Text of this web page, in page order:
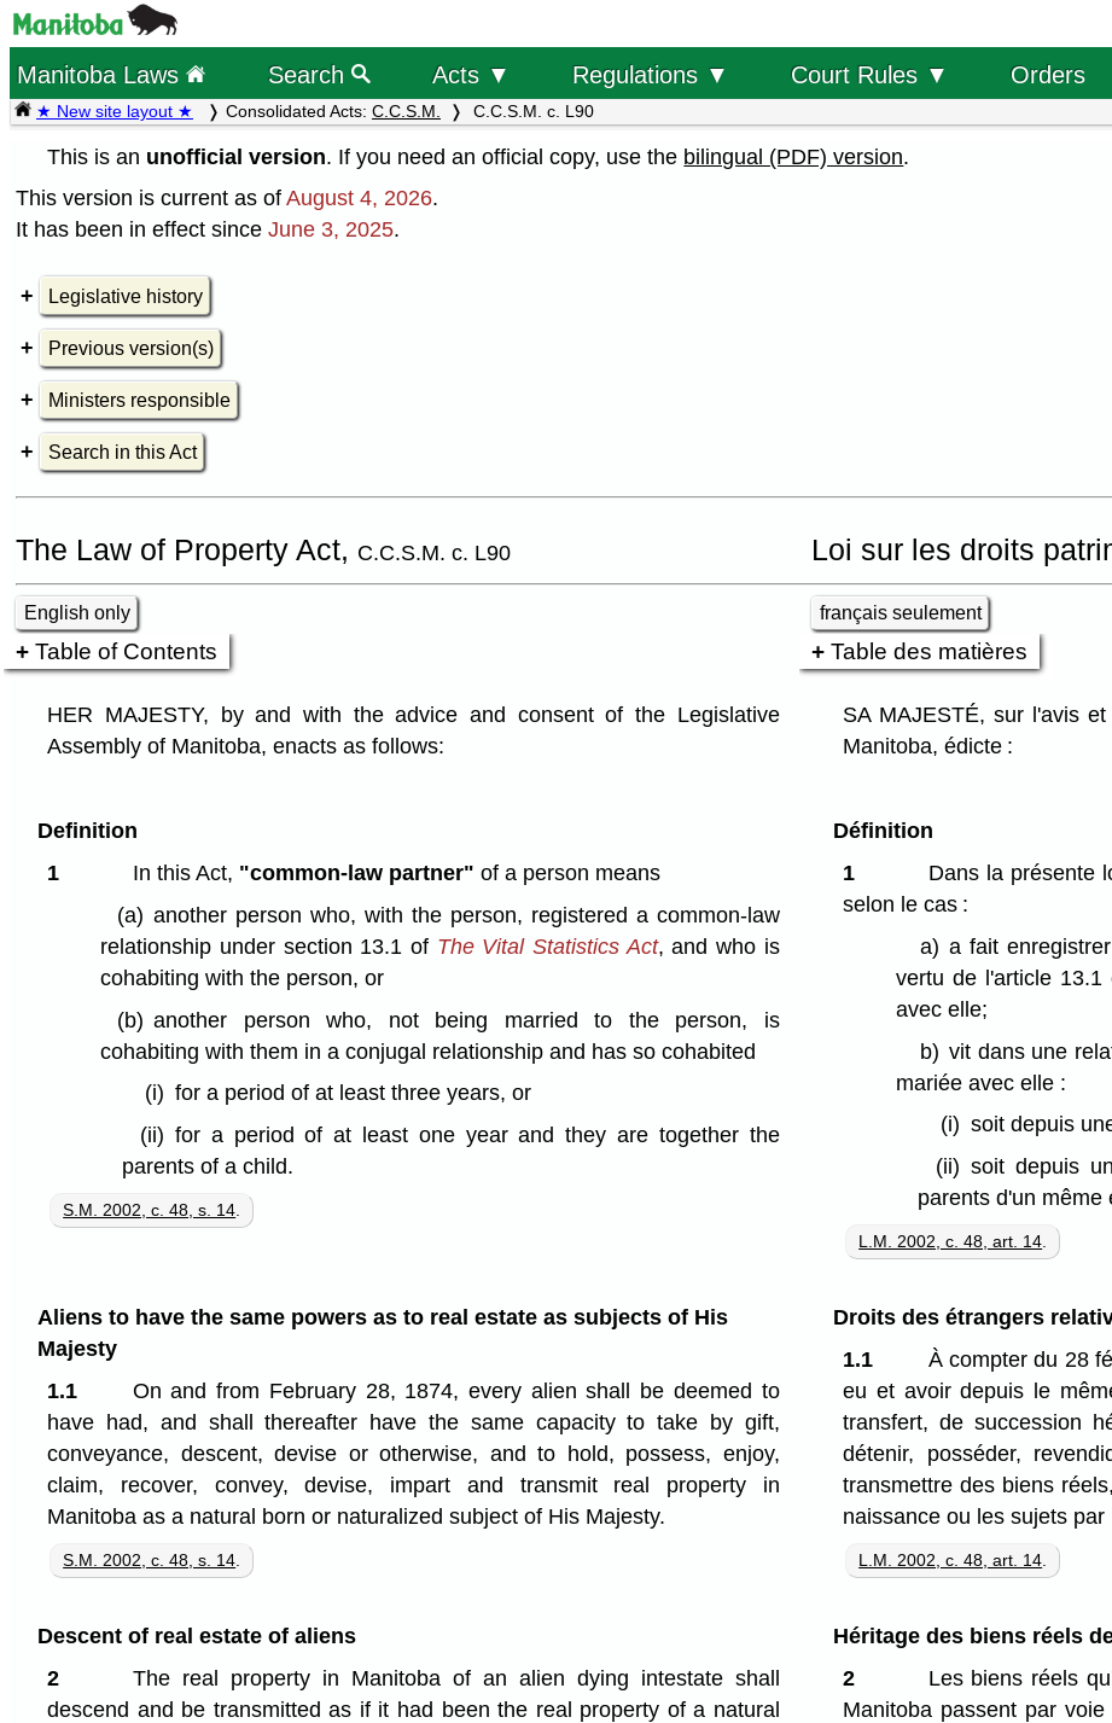
Manitoba Laws Search Acts ▼ Regulations ▼ Court Rules ▼ Orders
★ New site layout ★ Consolidated Acts: C.C.S.M. C.C.S.M. c. L90
This is an unofficial version. If you need an official copy, use the bilingual (PDF) version.
This version is current as of August 4, 2026.
It has been in effect since June 3, 2025.
Legislative history
Previous version(s)
Ministers responsible
Search in this Act
The Law of Property Act, C.C.S.M. c. L90 Loi sur les droits
English only français seulement
Table of Contents Table des matières
HER MAJESTY, by and with the advice and consent of the Legislative
Assembly of Manitoba, enacts as follows:
SA MAJESTÉ, sur l'avis
Manitoba, édicte :
Definition
1
In this Act, "common-law partner" of a person means
(a) another person who, with the person, registered a common-law
relationship under section 13.1 of The Vital Statistics Act, and who is
cohabiting with the person, or
(b) another person who, not being married to the person, is
cohabiting with them in a conjugal relationship and has so cohabited
(i) for a period of at least three years, or
(ii) for a period of at least one year and they are together the
parents of a child.
S.M. 2002, c. 48, s. 14
Définition
1
Dans la présente
selon le cas :
a) a fait
vertu de l'article 13.1
avec elle;
b) vit dans une
mariée avec elle :
(i) soit depuis
(ii) soit depuis
parents d'un même
L.M. 2002, c. 48, art. 14
Aliens to have the same powers as to real estate as subjects of His
Majesty
1.1
On and from February 28, 1874, every alien shall be deemed to
have had, and shall thereafter have the same capacity to take by gift,
conveyance, descent, devise or otherwise, and to hold, possess, enjoy,
claim, recover, convey, devise, impart and transmit real property in
Manitoba as a natural born or naturalized subject of His Majesty.
S.M. 2002, c. 48, s. 14
Droits des étrangers
1.1
À compter du 28
eu et avoir depuis le
transfert, de succession
détenir, posséder,
transmettre des biens
naissance ou les sujets
L.M. 2002, c. 48, art. 14
Descent of real estate of aliens
2
The real property in Manitoba of an alien dying intestate shall
descend and be transmitted as if it had been the real property of a natural
Héritage des biens réels
2
Les biens réels
Manitoba passent par